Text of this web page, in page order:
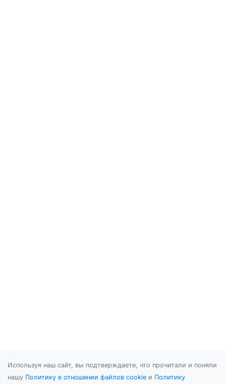
Используя наш сайт, вы подтверждаете, что прочитали и поняли
нашу Политику в отношении файлов cookie и Политику